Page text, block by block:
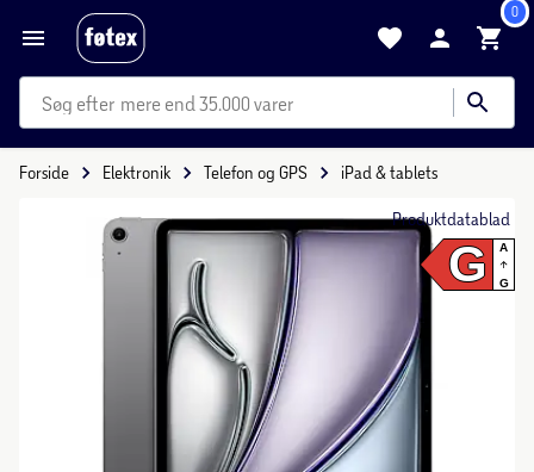
0
mere end 35.000 varer
Forside Elektronik Telefon og GPS iPad & tablets
Produktdatablad
G A
G